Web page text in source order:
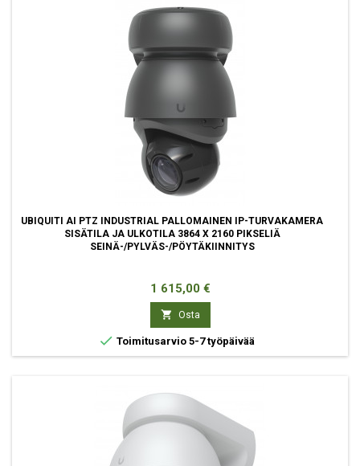
UBIQUITI AI PTZ INDUSTRIAL PALLOMAINEN IP-TURVAKAMERA
SISÄTILA JA ULKOTILA 3864 X 2160 PIKSELIÄ
SEINÄ-/PYLVÄS-/PÖYTÄKIINNITYS
Hinta
1 615,00 €
 Osta
 Toimitusarvio 5-7 työpäivää